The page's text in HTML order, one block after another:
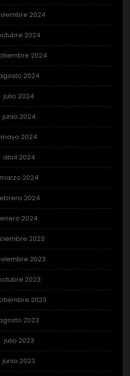
2024
2024
2024
2024
julio 2024
junio 2024
mayo 2024
abril 2024
marzo 2024
2024
enero 2024
2023
2023
2023
2023
2023
julio 2023
junio 2023